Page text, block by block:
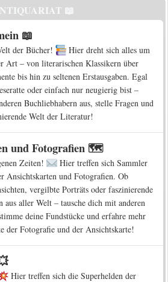
📖
📖
der Bücher!
Hier dreht sich alles um
Art – von literarischen Klassikern über
bis hin zu seltenen Erstausgaben. Egal
oder einfach nur neugierig bist –
Buchliebhabern aus, stelle Fragen und
Welt der Literatur!
und Fotografien 🗺️
Zeiten!
Hier treffen sich Sammler
Ansichtskarten und Fotografien. Ob
vergilbte Porträts oder faszinierende
aus aller Welt – tausche dich mit anderen
deine Fundstücke und erfahre mehr
der Fotografie und der Ansichtskarte!
Hier treffen sich die Superhelden der